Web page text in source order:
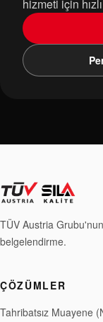
hizmeti için
TÜV Austria
belgelendirme.
ÇÖZÜMLER
Tahribatsız Muayene